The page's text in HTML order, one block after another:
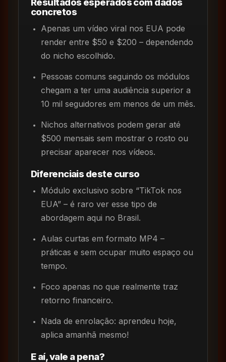
concretos
Apenas um vídeo viral nos EUA pode
render entre $50 e $200 – dependendo
do nicho escolhido.
Pessoas comuns seguindo os módulos
chegam a ter uma audiência superior a
10 mil seguidores em menos de um mês.
Nichos alternativos podem gerar até
$500 mensais sem mostrar o rosto ou
precisar aparecer nos vídeos.
Diferenciais deste curso
Módulo exclusivo sobre “TikTok nos
EUA” – é raro ver esse tipo de
abordagem aqui no Brasil.
Aulas curtas em formato MP4 –
práticas e sem ocupar muito espaço ou
tempo.
Foco apenas no que realmente traz
retorno financeiro.
Nada de enrolação: aprendeu hoje,
aplica amanhã mesmo!
E aí, vale a pena?